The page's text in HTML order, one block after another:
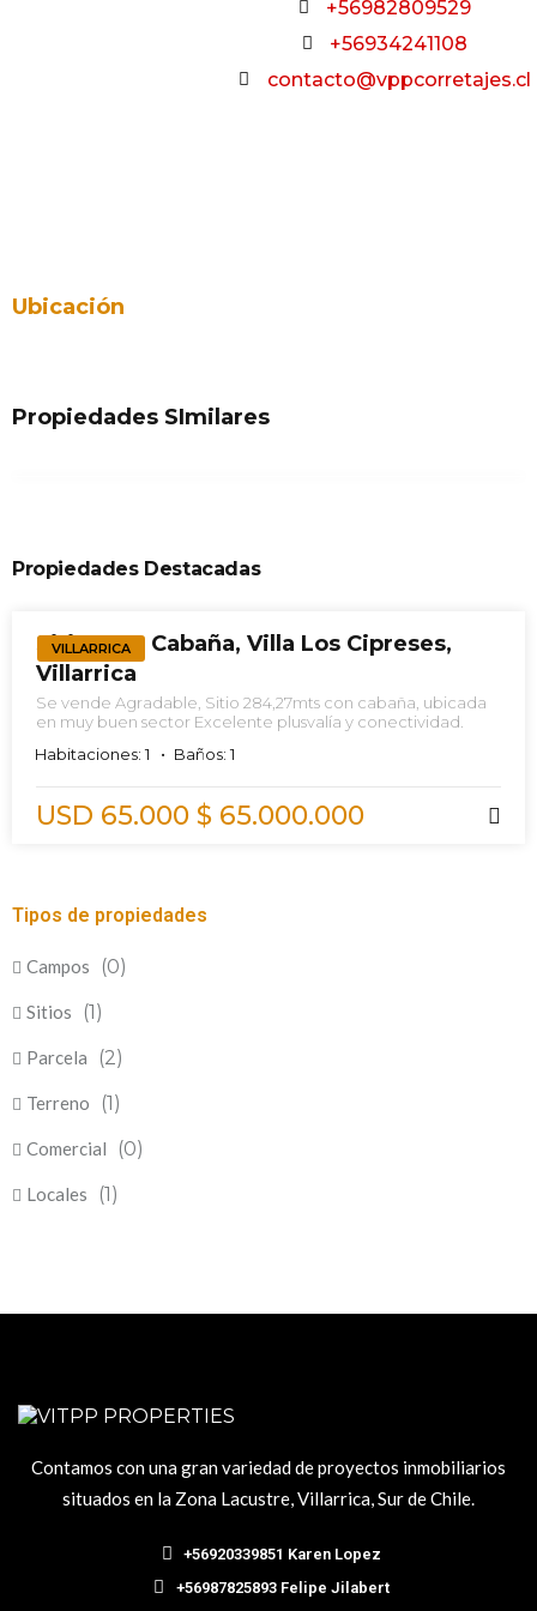
+56982809529
+56934241108
contacto@vppcorretajes.cl
Ubicación
Propiedades SImilares
Propiedades Destacadas
VILLARRICA
VENTA
Sitio, Con Cabaña, Villa Los Cipreses,
Villarrica
Se vende Agradable, Sitio 284,27mts con cabaña, ubicada
en muy buen sector Excelente plusvalía y conectividad.
Habitaciones: 1
Baños: 1
USD 65.000 $ 65.000.000
Tipos de propiedades
Campos (0)
Sitios (1)
Parcela (2)
Terreno (1)
Comercial (0)
Locales (1)
Contamos con una gran variedad de proyectos inmobiliarios
situados en la Zona Lacustre, Villarrica, Sur de Chile.
+56920339851 Karen Lopez
+56987825893 Felipe Jilabert